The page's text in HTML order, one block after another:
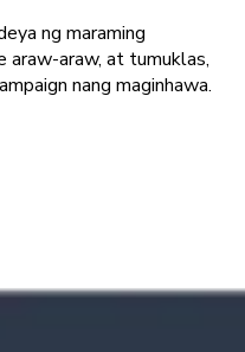
ng maraming
araw-araw, at tumuklas,
nang maginhawa.